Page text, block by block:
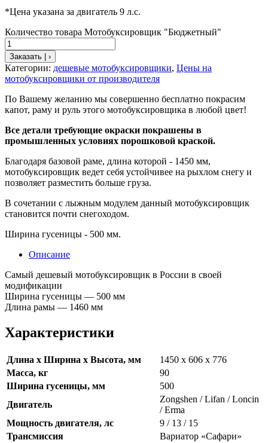
*Цена указана за двигатель 9 л.с.
Количество товара Мотобуксировщик "Бюджетный"
Заказать | ›
Категории: дешевые мотобуксировщики, Цены на
мотобуксировщики от производителя
По Вашему желанию мы совершенно бесплатно покрасим
капот, раму и руль этого мотобуксировщика в любой цвет!
Все детали требующие окраски покрашены в
промышленных условиях порошковой краской.
Благодаря базовой раме, длина которой - 1450 мм,
мотобуксировщик ведет себя устойчивее на рыхлом снегу и
позволяет разместить больше груза.
В сочетании с лыжным модулем данный мотобуксировщик
становится почти снегоходом.
Ширина гусеницы - 500 мм.
Описание
Самый дешевый мотобуксировщик в России в своей
модификации
Ширина гусеницы — 500 мм
Длина рамы — 1460 мм
Характеристики
Длина х Ширина х Высота, мм
1450 х 606 х 776
Масса, кг
90
Ширина гусеницы, мм
500
Двигатель
Zongshen / Lifan / Loncin
/ Erma
Мощность двигателя, лс
9 / 13 / 15
Трансмиссия
Вариатор «Сафари»